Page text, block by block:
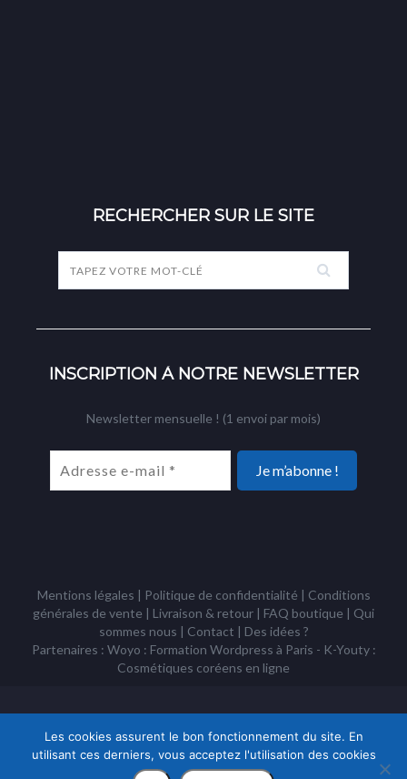
RECHERCHER SUR LE SITE
INSCRIPTION À NOTRE NEWSLETTER
Newsletter mensuelle ! (1 envoi par mois)
Mentions légales | Politique de confidentialité | Conditions
générales de vente | Livraison & retour | FAQ boutique | Qui
sommes nous | Contact | Des idées ?
Partenaires : Woyo : Formation Wordpress à Paris - K-Youty :
Cosmétiques coréens en ligne
Association à but non lucratif loi 1901
Les cookies assurent le bon fonctionnement du site. En
utilisant ces derniers, vous acceptez l'utilisation des cookies